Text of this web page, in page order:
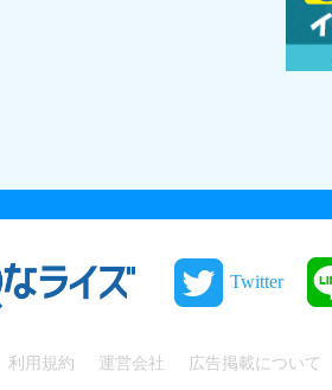
Twitter
利用規約 運営会社 広告掲載について